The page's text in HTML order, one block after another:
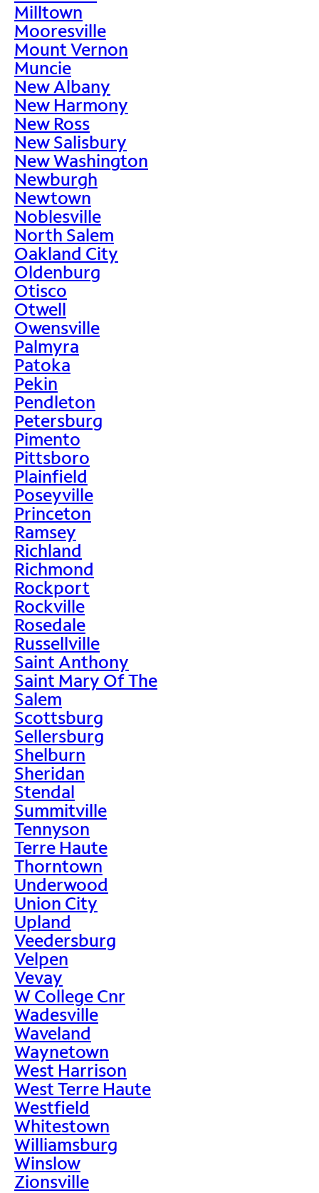
Milltown
Mooresville
Mount Vernon
Muncie
New Albany
New Harmony
New Ross
New Salisbury
New Washington
Newburgh
Newtown
Noblesville
North Salem
Oakland City
Oldenburg
Otisco
Otwell
Owensville
Palmyra
Patoka
Pekin
Pendleton
Petersburg
Pimento
Pittsboro
Plainfield
Poseyville
Princeton
Ramsey
Richland
Richmond
Rockport
Rockville
Rosedale
Russellville
Saint Anthony
Saint Mary Of The
Salem
Scottsburg
Sellersburg
Shelburn
Sheridan
Stendal
Summitville
Tennyson
Terre Haute
Thorntown
Underwood
Union City
Upland
Veedersburg
Velpen
Vevay
W College Cnr
Wadesville
Waveland
Waynetown
West Harrison
West Terre Haute
Westfield
Whitestown
Williamsburg
Winslow
Zionsville